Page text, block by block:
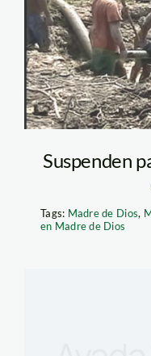
Suspenden
Tags: Madre de Dios,
en Madre de Dios